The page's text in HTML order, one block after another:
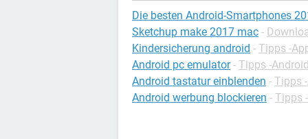
Die besten Android-Smartphones
Sketchup make 2017 mac -
Kindersicherung android - Tipps -
Android pc emulator - Tipps -Android
Android tastatur einblenden - Tipps
Android werbung blockieren - Tipps